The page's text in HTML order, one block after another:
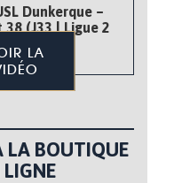
Dunkerque –
(J33 | Ligue 2
LA
LA BOUTIQUE
LIGNE